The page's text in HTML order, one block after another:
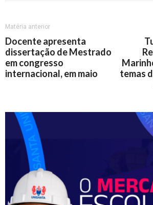
Matéria anterior
Docente apresenta
dissertação de Mestrado
em congresso
internacional, em maio
temas